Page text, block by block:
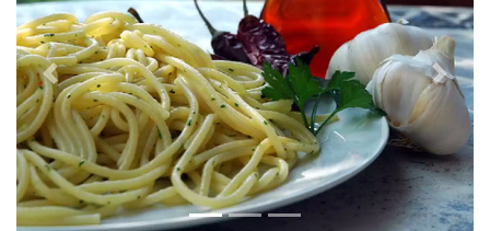
Precedente